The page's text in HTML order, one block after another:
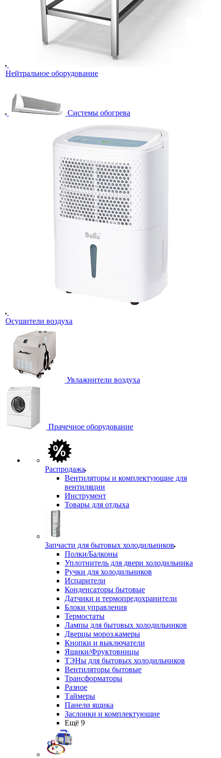
Нейтральное оборудование
Системы обогрева
Осушители воздуха
Увлажнители воздуха
Прачечное оборудование
Распродажа
Вентиляторы и комплектующие для
вентиляции
Инструмент
Товары для отдыха
Запчасти для бытовых холодильников
Полки/Балконы
Уплотнитель для двери холодильника
Ручки для холодильников
Испарители
Конденсаторы бытовые
Датчики и термопредохранители
Блоки управления
Термостаты
Лампы для бытовых холодильников
Дверцы мороз.камеры
Кнопки и выключатели
Ящики/Фруктовницы
ТЭНы для бытовых холодильников
Вентиляторы бытовые
Трансформаторы
Разное
Таймеры
Панели ящика
Заслонки и комплектующие
Ещё 9